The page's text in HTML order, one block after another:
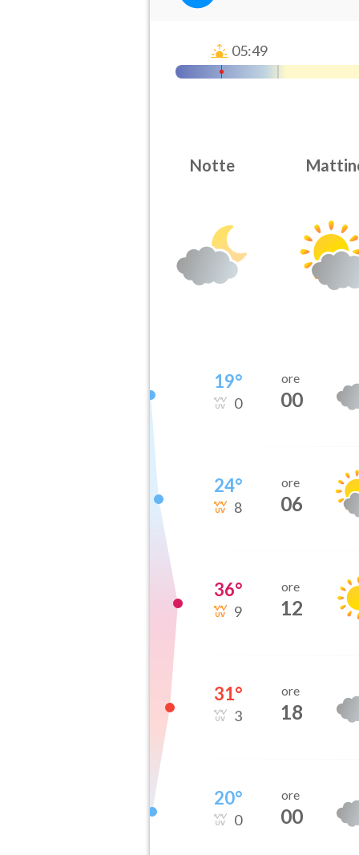
05:49
Notte
19°
0
ore
00
24°
8
ore
06
36°
9
ore
12
31°
3
ore
18
20°
0
ore
00